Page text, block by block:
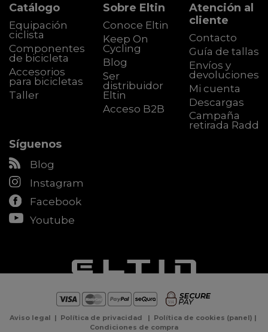
Catálogo
Equipación
ciclista
Componentes
de bicicleta
Accesorios
para bicicletas
Taller
Sobre Eltin
Conoce Eltin
Keep On
Cycling
Blog
Ser
distribuidor
Eltin
Acceso B2B
Atención al
cliente
Contacto
Guía de tallas
Envíos y
devoluciones
Mi cuenta
Descargas
Campaña
retirada Radd
Síguenos
Blog
Instagram
Facebook
Youtube
Aviso legal | Política de privacidad | Política de cookies (panel) |
Condiciones de compra